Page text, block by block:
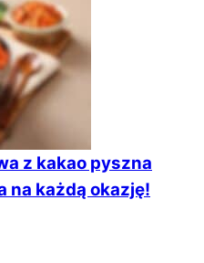
z kakao pyszna
na każdą okazję!